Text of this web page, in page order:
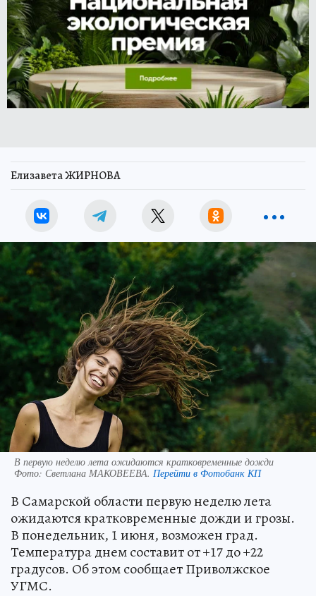
Елизавета ЖИРНОВА
В первую неделю лета ожидаются кратковременные дожди
Фото: Светлана МАКОВЕЕВА. Перейти в Фотобанк КП
В Самарской области первую неделю лета
ожидаются кратковременные дожди и грозы.
В понедельник, 1 июня, возможен град.
Температура днем составит от +17 до +22
градусов. Об этом сообщает Приволжское
УГМС.